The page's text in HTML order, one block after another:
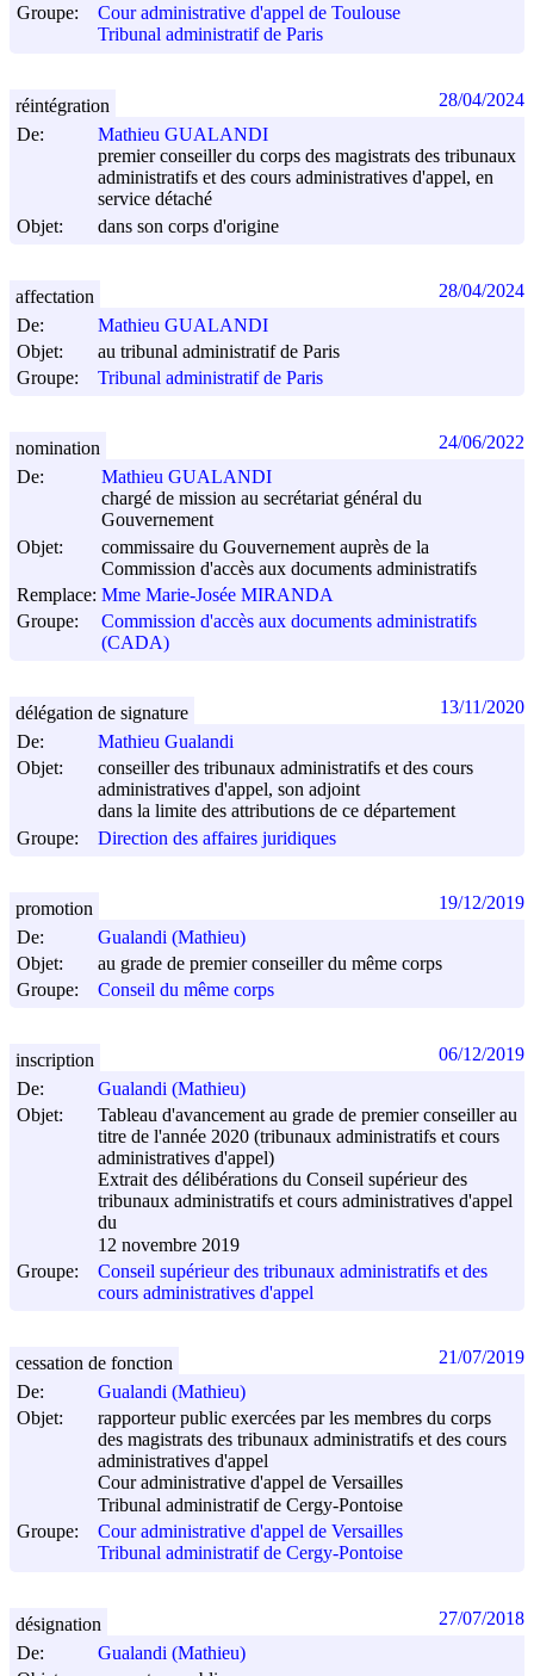
Groupe:
Cour administrative d'appel de Toulouse
Tribunal administratif de Paris
De:
Mathieu GUALANDI
premier conseiller du corps des magistrats des tribunaux
administratifs et des cours administratives d'appel, en
service détaché
Objet:
dans son corps d'origine
réintégration 28/04/2024
De:
Mathieu GUALANDI
Objet:
au tribunal administratif de Paris
Groupe:
Tribunal administratif de Paris
affectation 28/04/2024
De:
Mathieu GUALANDI
chargé de mission au secrétariat général du
Gouvernement
Objet:
commissaire du Gouvernement auprès de la
Commission d'accès aux documents administratifs
Remplace: Mme Marie-Josée MIRANDA
Groupe:
Commission d'accès aux documents administratifs
(CADA)
nomination 24/06/2022
De:
Mathieu Gualandi
Objet:
conseiller des tribunaux administratifs et des cours
administratives d'appel, son adjoint
dans la limite des attributions de ce département
Groupe:
Direction des affaires juridiques
délégation de signature 13/11/2020
De:
Gualandi (Mathieu)
Objet:
au grade de premier conseiller du même corps
Groupe:
Conseil du même corps
promotion 19/12/2019
De:
Gualandi (Mathieu)
Objet:
Tableau d'avancement au grade de premier conseiller au
titre de l'année 2020 (tribunaux administratifs et cours
administratives d'appel)
Extrait des délibérations du Conseil supérieur des
tribunaux administratifs et cours administratives d'appel
du
12 novembre 2019
Groupe:
Conseil supérieur des tribunaux administratifs et des
cours administratives d'appel
inscription 06/12/2019
De:
Gualandi (Mathieu)
Objet:
rapporteur public exercées par les membres du corps
des magistrats des tribunaux administratifs et des cours
administratives d'appel
Cour administrative d'appel de Versailles
Tribunal administratif de Cergy-Pontoise
Groupe:
Cour administrative d'appel de Versailles
Tribunal administratif de Cergy-Pontoise
cessation de fonction 21/07/2019
De:
Gualandi (Mathieu)
désignation 27/07/2018